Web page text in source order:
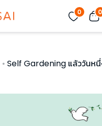
0 0
Self Gardening แล้ววันหนึ่ง